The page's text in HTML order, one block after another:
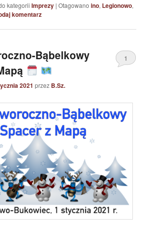
kategorii Imprezy |Otagowano ino, Legionowo,
komentarz
Bąbelkowy
2021 przez B.Sz.
1